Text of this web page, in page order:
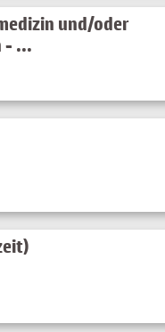
und/oder
- ...